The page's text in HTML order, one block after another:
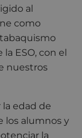
al
como
ESO, con el
nuestros
la edad de
los alumnos y
la